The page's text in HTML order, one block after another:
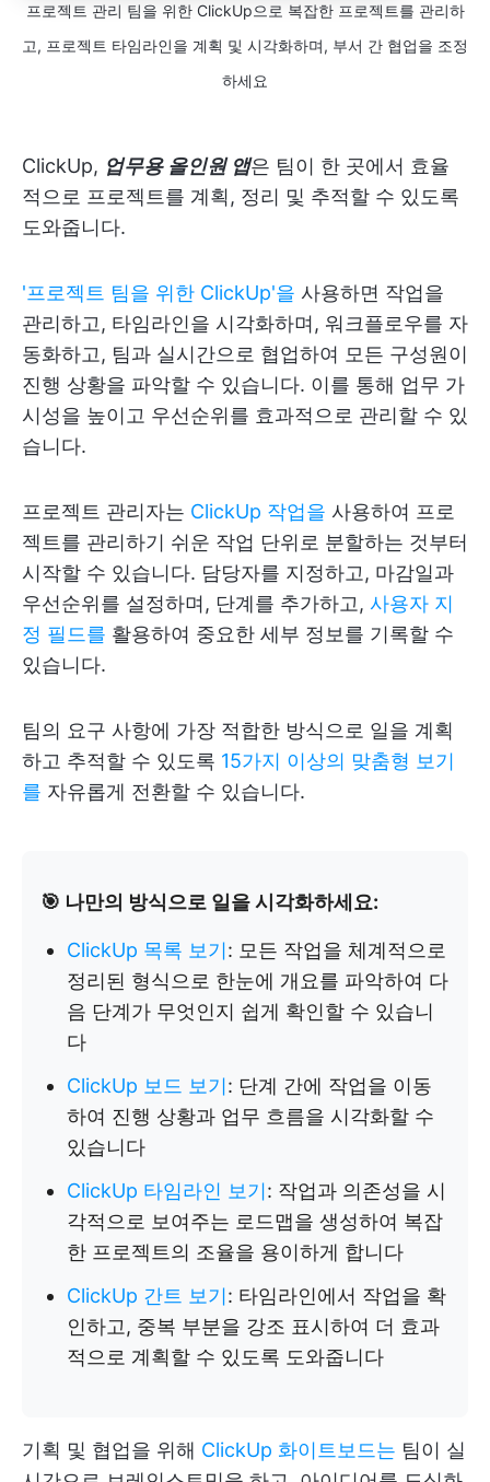
프로젝트 관리 팀을 위한 ClickUp으로 복잡한 프로젝트를 관리하
고, 프로젝트 타임라인을 계획 및 시각화하며, 부서 간 협업을 조정
하세요
ClickUp, 업무용 올인원 앱은 팀이 한 곳에서 효율
적으로 프로젝트를 계획, 정리 및 추적할 수 있도록
도와줍니다.
'프로젝트 팀을 위한 ClickUp'을 사용하면 작업을
관리하고, 타임라인을 시각화하며, 워크플로우를 자
동화하고, 팀과 실시간으로 협업하여 모든 구성원이
진행 상황을 파악할 수 있습니다. 이를 통해 업무 가
시성을 높이고 우선순위를 효과적으로 관리할 수 있
습니다.
프로젝트 관리자는 ClickUp 작업을 사용하여 프로
젝트를 관리하기 쉬운 작업 단위로 분할하는 것부터
시작할 수 있습니다. 담당자를 지정하고, 마감일과
우선순위를 설정하며, 단계를 추가하고, 사용자 지
정 필드를 활용하여 중요한 세부 정보를 기록할 수
있습니다.
팀의 요구 사항에 가장 적합한 방식으로 일을 계획
하고 추적할 수 있도록 15가지 이상의 맞춤형 보기
를 자유롭게 전환할 수 있습니다.
🎯 나만의 방식으로 일을 시각화하세요:
ClickUp 목록 보기: 모든 작업을 체계적으로
정리된 형식으로 한눈에 개요를 파악하여 다
음 단계가 무엇인지 쉽게 확인할 수 있습니
다
ClickUp 보드 보기: 단계 간에 작업을 이동
하여 진행 상황과 업무 흐름을 시각화할 수
있습니다
ClickUp 타임라인 보기: 작업과 의존성을 시
각적으로 보여주는 로드맵을 생성하여 복잡
한 프로젝트의 조율을 용이하게 합니다
ClickUp 간트 보기: 타임라인에서 작업을 확
인하고, 중복 부분을 강조 표시하여 더 효과
적으로 계획할 수 있도록 도와줍니다
기획 및 협업을 위해 ClickUp 화이트보드는 팀이 실